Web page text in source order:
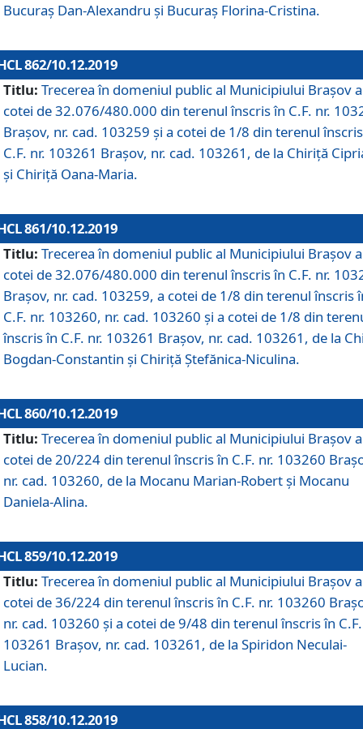
Bucuraș Dan-Alexandru și Bucuraș Florina-Cristina.
862/10.12.2019
Titlu: Trecerea în domeniul public al Municipiului Braşov a
cotei de 32.076/480.000 din terenul înscris în C.F. nr.
Brașov, nr. cad. 103259 și a cotei de 1/8 din terenul
C.F. nr. 103261 Brașov, nr. cad. 103261, de la Chiriță
și Chiriță Oana-Maria.
861/10.12.2019
Titlu: Trecerea în domeniul public al Municipiului Braşov a
cotei de 32.076/480.000 din terenul înscris în C.F. nr.
Brașov, nr. cad. 103259, a cotei de 1/8 din terenul înscris
C.F. nr. 103260, nr. cad. 103260 și a cotei de 1/8 din
înscris în C.F. nr. 103261 Brașov, nr. cad. 103261, de la
Bogdan-Constantin și Chiriță Ștefănica-Niculina.
860/10.12.2019
Titlu: Trecerea în domeniul public al Municipiului Braşov a
cotei de 20/224 din terenul înscris în C.F. nr. 103260
nr. cad. 103260, de la Mocanu Marian-Robert și Mocanu
Daniela-Alina.
859/10.12.2019
Titlu: Trecerea în domeniul public al Municipiului Braşov a
cotei de 36/224 din terenul înscris în C.F. nr. 103260
nr. cad. 103260 și a cotei de 9/48 din terenul înscris în
103261 Brașov, nr. cad. 103261, de la Spiridon Neculai-
Lucian.
858/10.12.2019